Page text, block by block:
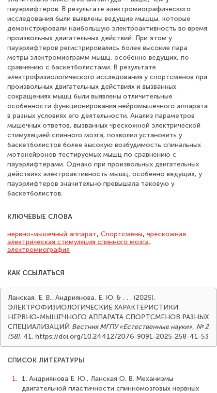
пауэрлифтеров. В результате электромиографического
исследования были выявлены ведущие мышцы, которые
демонстрировали наибольшую электроактивность во время
произвольных двигательных действий. При этом у
пауэрлифтеров регистрировались более высокие пара
метры электромиограмм мышц, особенно ведущих, по
сравнению с баскетболистами. В результате
электрофизиологического исследования у спортсменов при
произвольных двигательных действиях и вызванных
сокращениях мышц были выявлены отличительные
особенности функционирования нейромышечного аппарата
в разных условиях его деятельности. Анализ параметров
мышечных ответов, вызванных чрескожной электрической
стимуляцией спинного мозга, позволил установить у
баскетболистов более высокую возбудимость спинальных
мотонейронов тестируемых мышц по сравнению с
пауэрлифтерами. Однако при произвольных двигательных
действиях электроактивность мышц, особенно ведущих, у
пауэрлифтеров значительно превышала таковую у
баскетболистов.
КЛЮЧЕВЫЕ СЛОВА
нервно-мышечный аппарат, Спортсмены, чрескожная
электрическая стимуляция спинного мозга,
электромиография
КАК ССЫЛАТЬСЯ
Ланская, Е. В., Андриянова, Е. Ю. & , . . (2025).
ЭЛЕКТРОФИЗИОЛОГИЧЕСКИЕ ХАРАКТЕРИСТИКИ
НЕРВНО-МЫШЕЧНОГО АППАРАТА СПОРТСМЕНОВ РАЗНЫХ
СПЕЦИАЛИЗАЦИЙ Вестник МГПУ «Естественные науки», № 2
(58), 41. https://doi.org/10.24412/2076-9091-2025-258-41-53
СПИСОК ЛИТЕРАТУРЫ
1.
1. Андриянова Е. Ю., Ланская О. В. Механизмы
двигательной пластичности спинномозговых нервных